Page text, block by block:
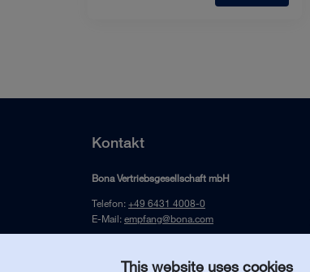
This website uses cookies
Kontakt
Bona Vertriebsgesellschaft mbH
Telefon:+49 6431 4008-0
E-Mail:empfang@bona.com
D-65549 Limburg/Lahn